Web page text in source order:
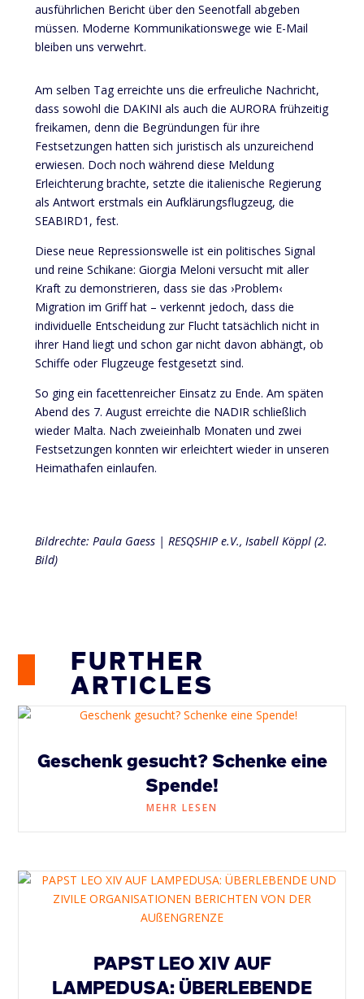
ausführlichen Bericht über den Seenotfall abgeben
müssen. Moderne Kommunikationswege wie E-Mail
bleiben uns verwehrt.
Am selben Tag erreichte uns die erfreuliche Nachricht,
dass sowohl die DAKINI als auch die AURORA frühzeitig
freikamen, denn die Begründungen für ihre
Festsetzungen hatten sich juristisch als unzureichend
erwiesen. Doch noch während diese Meldung
Erleichterung brachte, setzte die italienische Regierung
als Antwort erstmals ein Aufklärungsflugzeug, die
SEABIRD1, fest.
Diese neue Repressionswelle ist ein politisches Signal
und reine Schikane: Giorgia Meloni versucht mit aller
Kraft zu demonstrieren, dass sie das ›Problem‹
Migration im Griff hat – verkennt jedoch, dass die
individuelle Entscheidung zurFluchttatsächlich nichtin
ihrerHand liegtund schon garnicht davon abhängt, ob
Schiffe oder Flugzeuge festgesetzt sind.
So gingein facettenreicher Einsatz zu Ende. Am späten
Abend des 7. August erreichte die NADIR schließlich
wiederMalta. Nach zweieinhalb Monaten und zwei
Festsetzungen konnten wir erleichtert wiederin unseren
Heimathafen einlaufen.
Bildrechte: Paula Gaess | RESQSHIP e.V., Isabell Köppl (2.
Bild)
FURTHER
ARTICLES
Geschenk gesucht? Schenke eine
Spende!
MEHR LESEN
PAPST LEO XIV AUF
LAMPEDUSA: ÜBERLEBENDE